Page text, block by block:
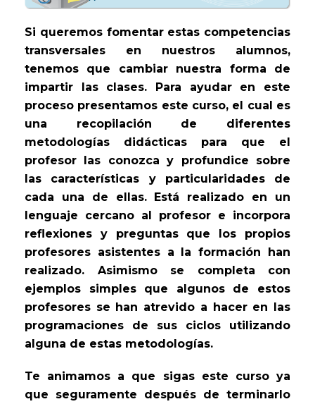
Si queremos fomentar estas competencias
transversales en nuestros alumnos,
tenemos que cambiar nuestra forma de
impartir las clases. Para ayudar en este
proceso presentamos este curso, el cual es
una recopilación de diferentes
metodologías didácticas para que el
profesor las conozca y profundice sobre
las características y particularidades de
cada una de ellas. Está realizado en un
lenguaje cercano al profesor e incorpora
reflexiones y preguntas que los propios
profesores asistentes a la formación han
realizado. Asimismo se completa con
ejemplos simples que algunos de estos
profesores se han atrevido a hacer en las
programaciones de sus ciclos utilizando
alguna de estas metodologías.
Te animamos a que sigas este curso ya
que seguramente después de terminarlo